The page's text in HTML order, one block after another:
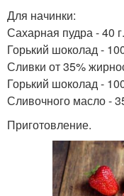
Для начинки:
Сахарная пудра - 40 г.
Горький шоколад -
Сливки от 35%
Горький шоколад -
Сливочного масло -
Приготовление.